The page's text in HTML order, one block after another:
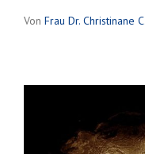
Von Frau Dr. Christinane